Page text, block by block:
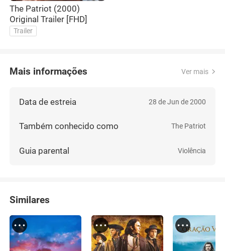
The Patriot (2000)
Original Trailer [FHD]
Trailer
Mais informações Ver mais
Data de estreia 28 de Jun de 2000
Também conhecido como The Patriot
Guia parental Violência
Similares